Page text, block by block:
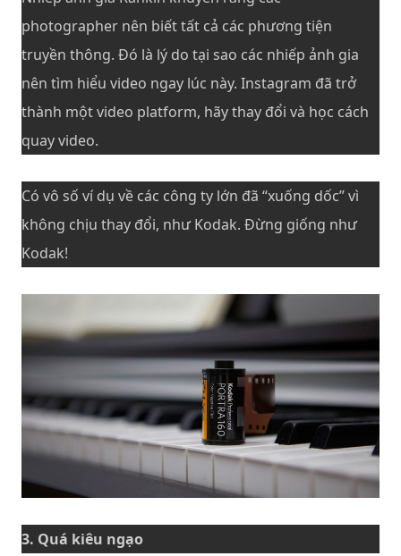
photographer nên biết tất cả các phương tiện
truyền thông. Đó là lý do tại sao các nhiếp ảnh gia
nên tìm hiểu video ngay lúc này. Instagram đã trở
thành một video platform, hãy thay đổi và học cách
quay video.
Có vô số ví dụ về các công ty lớn đã “xuống dốc” vì
không chịu thay đổi, như Kodak. Đừng giống như
Kodak!
3. Quá kiêu ngạo